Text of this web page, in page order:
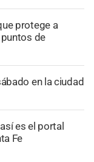
protege a
de
en la ciudad
es el portal
Fe